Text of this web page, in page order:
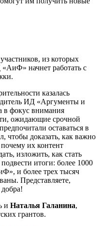
из которых
начнет работать с
казалась
ИД «Аргументы и
в фокус внимания
ожидающие срочной
оставаться в
чтобы доказать, как важно
их контент
изложить, как стать
итоги: более 1000
и более трех тысяч
Представляете,
и Наталья Галанина,
грантов.